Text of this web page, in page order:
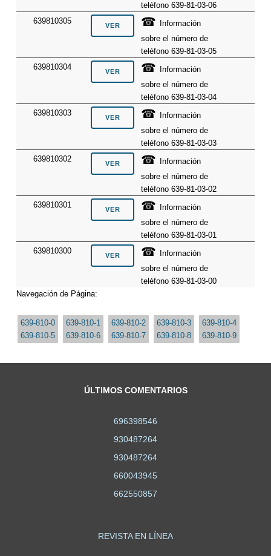
teléfono 639-81-03-06
639810305
☎
Información
sobre el número de
teléfono 639-81-03-05
639810304
☎
Información
sobre el número de
teléfono 639-81-03-04
639810303
☎
Información
sobre el número de
teléfono 639-81-03-03
639810302
☎
Información
sobre el número de
teléfono 639-81-03-02
639810301
☎
Información
sobre el número de
teléfono 639-81-03-01
639810300
☎
Información
sobre el número de
teléfono 639-81-03-00
Navegación de Página:
639-810-0 639-810-1 639-810-2 639-810-3
639-810-4
639-810-5
639-810-6 639-810-7 639-810-8 639-810-9
ÚLTIMOS COMENTARIOS
696398546
930487264
930487264
660043945
662550857
REVISTA EN LÍNEA